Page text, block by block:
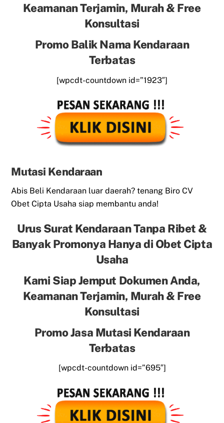
Keamanan Terjamin, Murah & Free
Konsultasi
Promo Balik Nama Kendaraan
Terbatas
[wpcdt-countdown id=”1923″]
Mutasi Kendaraan
Abis Beli Kendaraan luar daerah? tenang Biro CV
Obet Cipta Usaha siap membantu anda!
Urus Surat Kendaraan Tanpa Ribet &
Banyak Promonya Hanya di Obet Cipta
Usaha
Kami Siap Jemput Dokumen Anda,
Keamanan Terjamin, Murah & Free
Konsultasi
Promo Jasa Mutasi Kendaraan
Terbatas
[wpcdt-countdown id=”695″]